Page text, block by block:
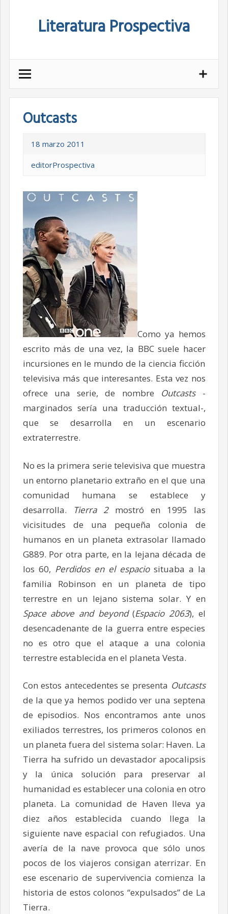
Literatura Prospectiva
Outcasts
18 marzo 2011
editorProspectiva
Como ya hemos
escrito más de una vez, la BBC suele hacer
incursiones en le mundo de la ciencia ficción
televisiva más que interesantes. Esta vez nos
ofrece una serie, de nombre Outcasts -
marginados sería una traducción textual-,
que se desarrolla en un escenario
extraterrestre.
No es la primera serie televisiva que muestra
un entorno planetario extraño en el que una
comunidad humana se establece y
desarrolla.
Tierra 2mostró en 1995 las
vicisitudes de una pequeña colonia de
humanos en un planeta extrasolar llamado
G889. Por otra parte, en la lejana década de
los 60, Perdidos en el espaciosituaba a la
familia Robinson en un planeta de tipo
terrestre en un lejano sistema solar. Y en
Space above and beyond(Espacio 2063), el
desencadenante de la guerra entre especies
no es otro que el ataque a una colonia
terrestre establecida en el planeta Vesta.
Con estos antecedentes se presenta Outcasts
de la que ya hemos podido ver una septena
de episodios. Nos encontramos ante unos
exiliados terrestres, los primeros colonos en
un planeta fuera del sistema solar: Haven. La
Tierra ha sufrido un devastador apocalipsis
y la única solución para preservar al
humanidad es establecer una colonia en otro
planeta. La comunidad de Haven lleva ya
diez años establecida cuando llega la
siguiente nave espacial con refugiados. Una
avería de la nave provoca que sólo unos
pocos de los viajeros consigan aterrizar. En
ese escenario de supervivencia comienza la
historia de estos colonos “expulsados” de La
Tierra.